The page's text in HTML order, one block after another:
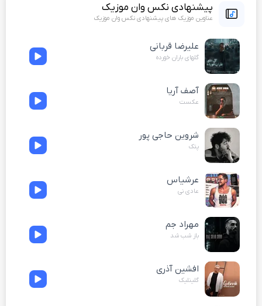
پیشنهادی نکس وان موزیک
عناوین موزیک های پیشنهادی نکس وان موزیک
علیرضا قربانی
گلهای باران خورده
آصف آریا
عکست
شروین حاجی پور
پتک
عرشیاس
عادی نی
مهراد جم
باز شب شد
افشین آذری
گلینلیک